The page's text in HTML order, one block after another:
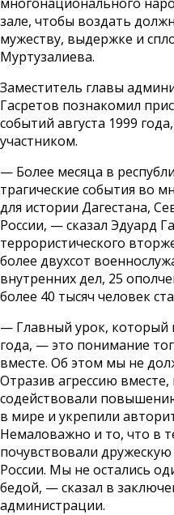
зале, чтобы воздать
мужеству, выдержке и
Муртузалиева.
Заместитель главы
Гасретов познакомил
событий августа 1999
участником.
— Более месяца в
трагические события во
для истории Дагестана,
России, — сказал Эдуард
террористического
более двухсот
внутренних дел, 25
более 40 тысяч человек
— Главный урок, который
года, — это понимание
вместе. Об этом мы не
Отразив агрессию
содействовали
в мире и укрепили
Немаловажно и то, что в
почувствовали
России. Мы не остались
бедой, — сказал в
администрации.